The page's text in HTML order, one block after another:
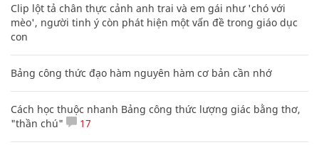
Clip lột tả chân thực cảnh anh trai và em gái như 'chó với
mèo', người tinh ý còn phát hiện một vấn đề trong giáo dục
con
Bảng công thức đạo hàm nguyên hàm cơ bản cần nhớ
Cách học thuộc nhanh Bảng công thức lượng giác bằng thơ,
"thần chú"
17